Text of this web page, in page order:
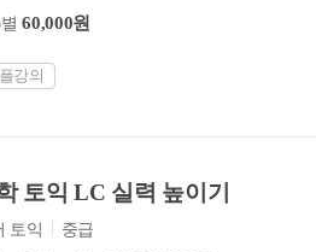
별60,000원
강의
토익 LC 실력 높이기
토익
중급